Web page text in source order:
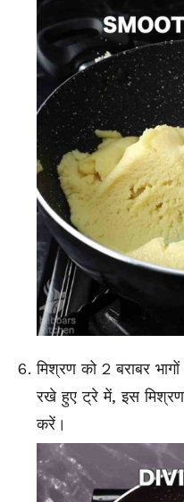
मिश्रण को 2 बराबर
रखे हुए ट्रे में, इस मिश्रण
करें।